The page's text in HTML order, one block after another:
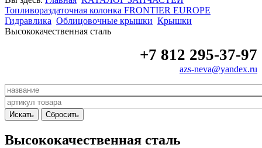
Топливораздаточная колонка FRONTIER EUROPE
Гидравлика Облицовочные крышки Крышки
Высококачественная сталь
+7 812 295-37-97
azs-neva@yandex.ru
Высококачественная сталь